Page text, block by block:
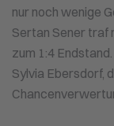
nur noch wenige
Sertan Sener traf
zum 1:4
Sylvia Ebersdorf,